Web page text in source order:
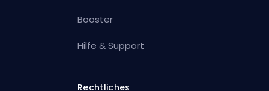
Booster
Hilfe & Support
Rechtliches